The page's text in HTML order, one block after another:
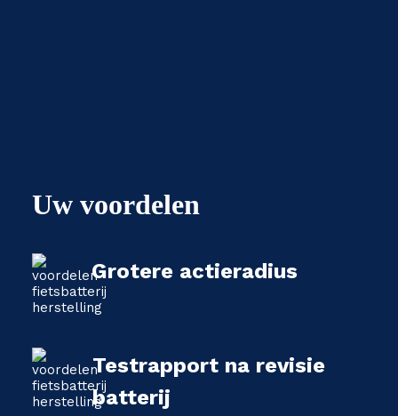
Uw voordelen
Grotere actieradius
Testrapport na revisie
batterij